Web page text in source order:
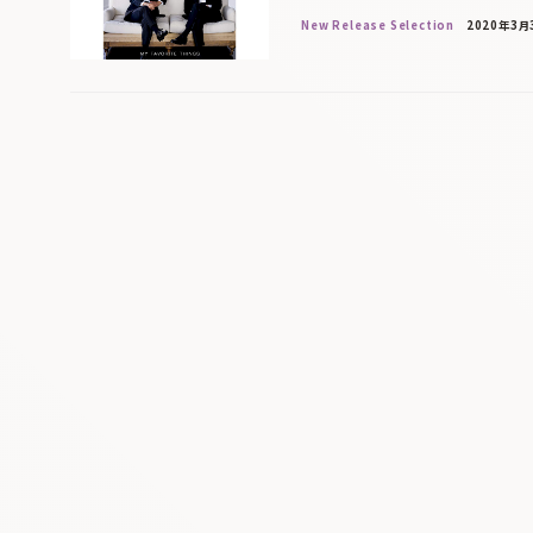
New Release Selection 2020年3月